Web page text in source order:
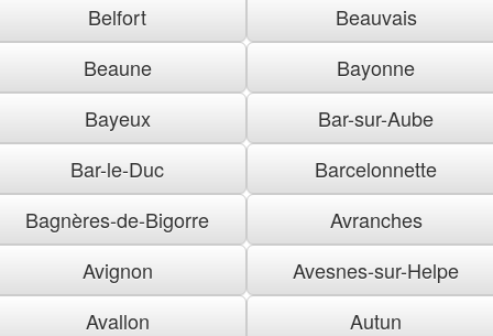
Belfort
Beauvais
Beaune
Bayonne
Bayeux
Bar-sur-Aube
Bar-le-Duc
Barcelonnette
Bagnères-de-Bigorre
Avranches
Avignon
Avesnes-sur-Helpe
Avallon
Autun